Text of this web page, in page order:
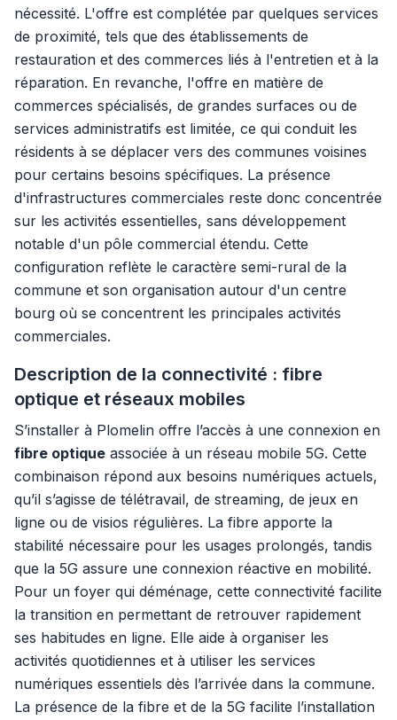
nécessité. L'offre est complétée par quelques services
de proximité, tels que des établissements de
restauration et des commerces liés à l'entretien et à la
réparation. En revanche, l'offre en matière de
commerces spécialisés, de grandes surfaces ou de
services administratifs est limitée, ce qui conduit les
résidents à se déplacer vers des communes voisines
pour certains besoins spécifiques. La présence
d'infrastructures commerciales reste donc concentrée
sur les activités essentielles, sans développement
notable d'un pôle commercial étendu. Cette
configuration reflète le caractère semi-rural de la
commune et son organisation autour d'un centre
bourg où se concentrent les principales activités
commerciales.
Description de la connectivité : fibre
optique et réseaux mobiles
S’installer à Plomelin offre l’accès à une connexion en
fibre optique associée à un réseau mobile 5G. Cette
combinaison répond aux besoins numériques actuels,
qu’il s’agisse de télétravail, de streaming, de jeux en
ligne ou de visios régulières. La fibre apporte la
stabilité nécessaire pour les usages prolongés, tandis
que la 5G assure une connexion réactive en mobilité.
Pour un foyer qui déménage, cette connectivité facilite
la transition en permettant de retrouver rapidement
ses habitudes en ligne. Elle aide à organiser les
activités quotidiennes et à utiliser les services
numériques essentiels dès l’arrivée dans la commune.
La présence de la fibre et de la 5G facilite l’installation